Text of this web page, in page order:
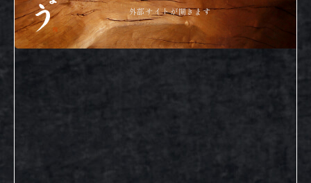
外部サイトが開きます